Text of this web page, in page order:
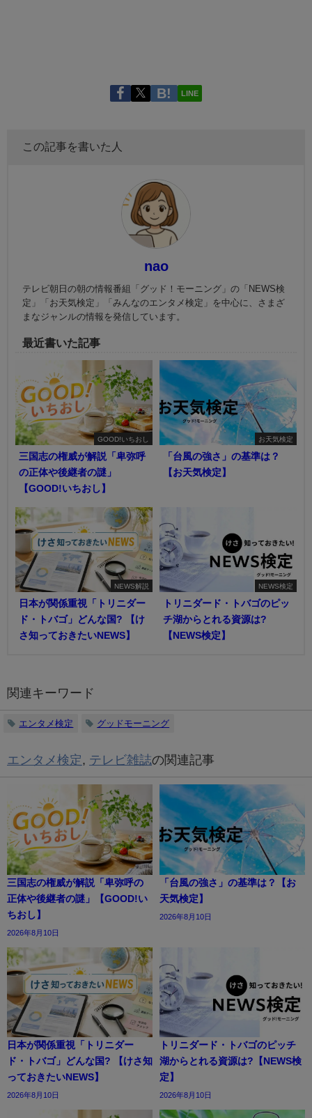
LINE
この記事を書いた人
nao
テレビ朝日の朝の情報番組「グッド！モーニング」の「NEWS検
定」「お天気検定」「みんなのエンタメ検定」を中心に、さまざ
まなジャンルの情報を発信しています。
最近書いた記事
GOOD!いちおし
三国志の権威が解説「卑弥呼
の正体や後継者の謎」
【GOOD!いちおし】
お天気検定
「台風の強さ」の基準は？
【お天気検定】
NEWS解説
日本が関係重視「トリニダー
ド・トバゴ」どんな国? 【け
さ知っておきたいNEWS】
NEWS検定
トリニダード・トバゴのピッ
チ湖からとれる資源は?
【NEWS検定】
関連キーワード
エンタメ検定 グッドモーニング
エンタメ検定, テレビ雑誌の関連記事
三国志の権威が解説「卑弥呼の
正体や後継者の謎」【GOOD!い
ちおし】
2026年8月10日
「台風の強さ」の基準は？【お
天気検定】
2026年8月10日
日本が関係重視「トリニダー
ド・トバゴ」どんな国? 【けさ知
っておきたいNEWS】
2026年8月10日
トリニダード・トバゴのピッチ
湖からとれる資源は?【NEWS検
定】
2026年8月10日